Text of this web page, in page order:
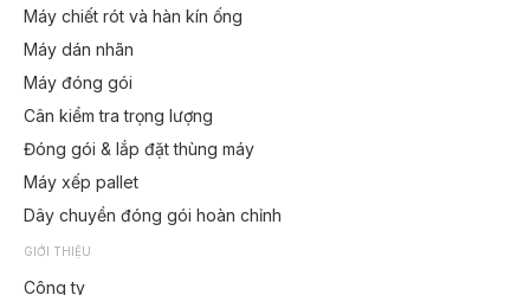
Máy chiết rót và hàn kín ống
Máy dán nhãn
Máy đóng gói
Cân kiểm tra trọng lượng
Đóng gói & lắp đặt thùng máy
Máy xếp pallet
Dây chuyền đóng gói hoàn chỉnh
GIỚI THIỆU
Công ty